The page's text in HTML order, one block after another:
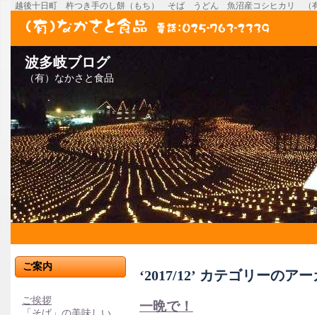
越後十日町 杵つき手のし餅（もち） そば うどん 魚沼産コシヒカリ （
波多岐ブログ
（有）なかさと食品
ご案内
ご挨拶
‘2017/12’ カテゴリーのア
一晩で！